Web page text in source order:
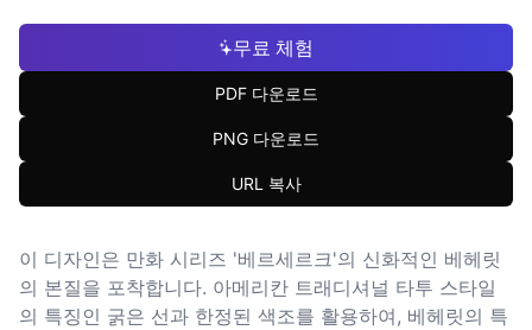
무료 체험
PDF 다운로드
PNG 다운로드
URL 복사
이 디자인은 만화 시리즈 '베르세르크'의 신화적인 베헤릿
의 본질을 포착합니다. 아메리칸 트래디셔널 타투 스타일
의 특징인 굵은 선과 한정된 색조를 활용하여, 베헤릿의 특